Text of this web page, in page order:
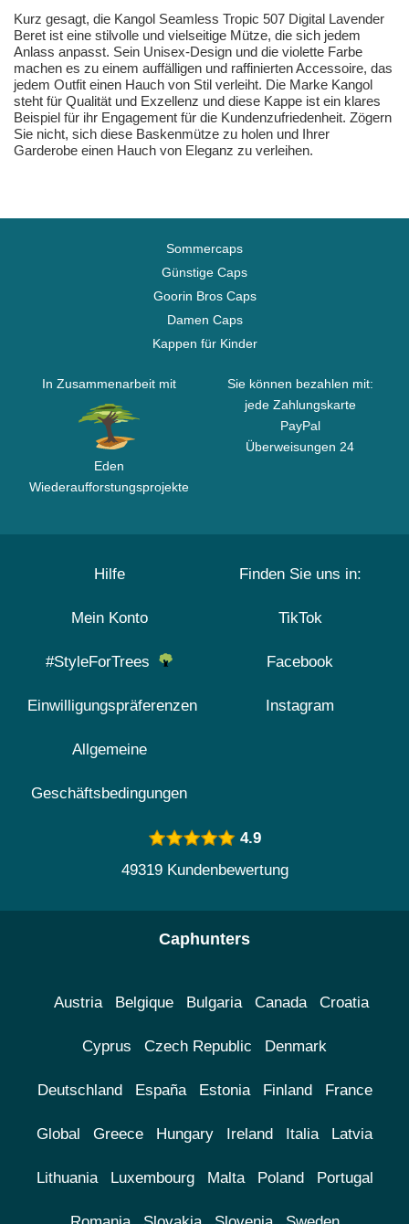
Kurz gesagt, die Kangol Seamless Tropic 507 Digital Lavender
Beret ist eine stilvolle und vielseitige Mütze, die sich jedem
Anlass anpasst. Sein Unisex-Design und die violette Farbe
machen es zu einem auffälligen und raffinierten Accessoire, das
jedem Outfit einen Hauch von Stil verleiht. Die Marke Kangol
steht für Qualität und Exzellenz und diese Kappe ist ein klares
Beispiel für ihr Engagement für die Kundenzufriedenheit. Zögern
Sie nicht, sich diese Baskenmütze zu holen und Ihrer
Garderobe einen Hauch von Eleganz zu verleihen.
Sommercaps
Günstige Caps
Goorin Bros Caps
Damen Caps
Kappen für Kinder
In Zusammenarbeit mit
Eden
Wiederaufforstungsprojekte
Sie können bezahlen mit:
jede Zahlungskarte
PayPal
Überweisungen 24
Hilfe
Mein Konto
#StyleForTrees
Einwilligungspräferenzen
Allgemeine
Geschäftsbedingungen
Finden Sie uns in:
TikTok
Facebook
Instagram
4.9
49319 Kundenbewertung
Caphunters
Austria Belgique Bulgaria Canada Croatia
Cyprus Czech Republic Denmark
Deutschland España Estonia Finland France
Global Greece Hungary Ireland Italia Latvia
Lithuania Luxembourg Malta Poland Portugal